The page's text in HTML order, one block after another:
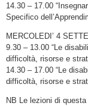
14.30 – 17.00
Specifico
MERCOLEDI’ 4
9.30 – 13.00 “Le
difficoltà, risorse e
14.30 – 17.00 “Le
difficoltà, risorse e
NB Le lezioni di